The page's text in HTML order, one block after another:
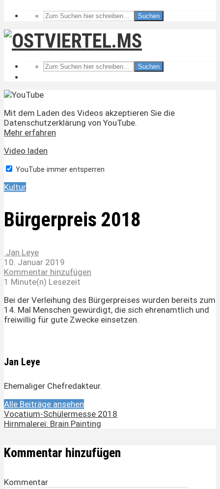
Suchen
Suchen
Mit dem Laden des Videos akzeptieren Sie die
Datenschutzerklärung von YouTube.
Mehr erfahren
Video laden
YouTube immer entsperren
Kultur
Bürgerpreis 2018
Jan Leye
10. Januar 2019
Kommentar hinzufügen
1 Minute(n) Lesezeit
Bei der Verleihung des Bürgerpreises wurden bereits zum
14. Mal Menschen gewürdigt, die sich ehrenamtlich und
freiwillig für gute Zwecke einsetzen.
Jan Leye
Ehemaliger Chefredakteur.
Alle Beiträge ansehen
Vocatium-Schülermesse 2018
Hirnmalerei: Brain Painting
Kommentar hinzufügen
Kommentar